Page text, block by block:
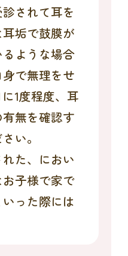
されて耳を
垢で鼓膜が
ような場合
で無理をせ
1度程度、耳
無を確認す
い。
た、におい
子様で家で
った際には